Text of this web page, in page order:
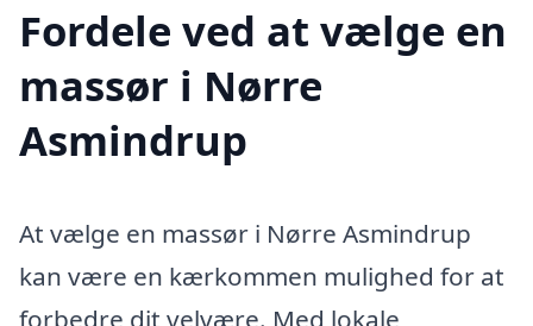
Fordele ved at vælge en
massør i Nørre
Asmindrup
At vælge en massør i Nørre Asmindrup
kan være en kærkommen mulighed for at
forbedre dit velvære. Med lokale